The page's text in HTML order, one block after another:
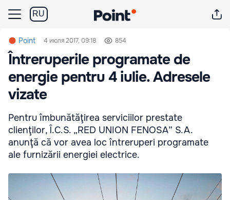
RU
Point 4 июля 2017, 09:18 854
Întreruperile programate de
energie pentru 4 iulie. Adresele
vizate
Pentru îmbunătăţirea serviciilor prestate
clienţilor, Î.C.S. „RED UNION FENOSA” S.A.
anunţă că vor avea loc întreruperi programate
ale furnizării energiei electrice.